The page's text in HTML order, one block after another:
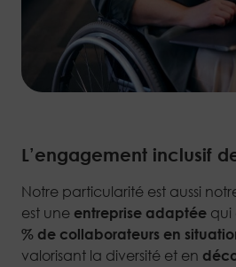
L’engagement inclusif
Notre particularité est aussi
est une entreprise adaptéequi
% de collaborateurs en
valorisant la diversité et en